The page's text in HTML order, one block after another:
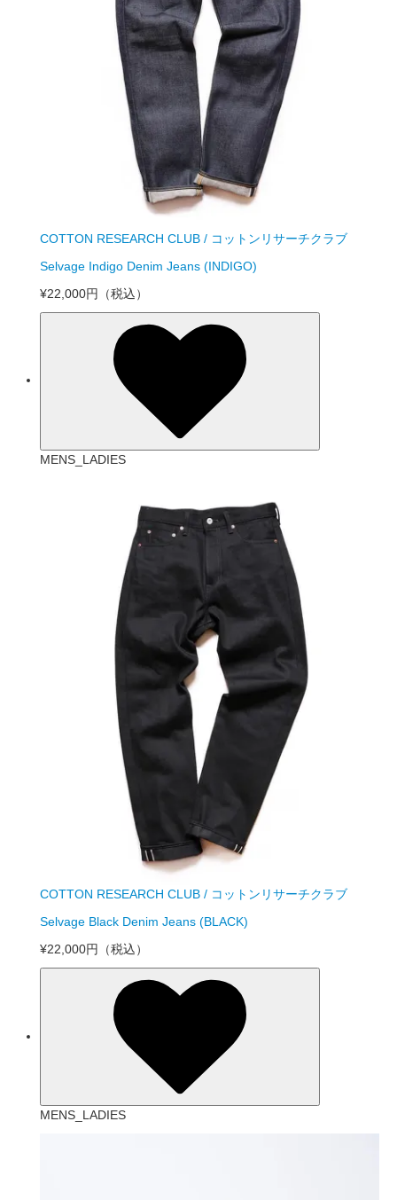
COTTON RESEARCH CLUB / コットンリサーチクラブ
Selvage Indigo Denim Jeans (INDIGO)
¥22,000円 （税込）
MENS_LADIES
COTTON RESEARCH CLUB / コットンリサーチクラブ
Selvage Black Denim Jeans (BLACK)
¥22,000円
（税込）
MENS_LADIES